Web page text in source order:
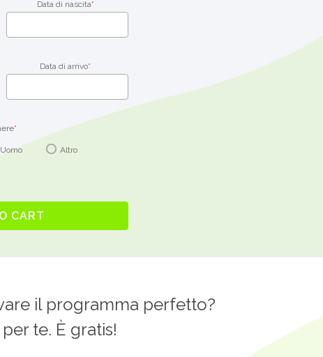
Data di nascita*
Data di arrivo*
*
Uomo Altro
Singola
CART
il programma perfetto?
te. È gratis!